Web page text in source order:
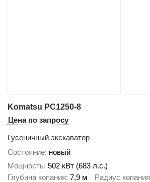
Komatsu PC1250-8
Цена по запросу
Гусеничный экскаватор
Состояние новый
Мощность 502 кВт (683 л.с.)
Глубина копания 7,9 м Радиус копания